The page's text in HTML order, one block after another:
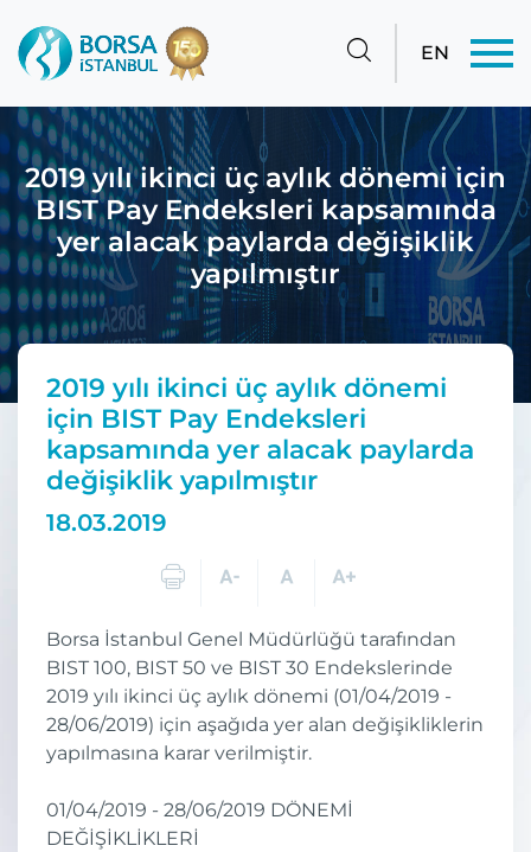
EN
2019 yılı ikinci üç aylık dönemi için
BIST Pay Endeksleri kapsamında
yer alacak paylarda değişiklik
yapılmıştır
2019 yılı ikinci üç aylık dönemi
için BIST Pay Endeksleri
kapsamında yer alacak paylarda
değişiklik yapılmıştır
18.03.2019
Borsa İstanbul Genel Müdürlüğü tarafından
BIST 100, BIST 50 ve BIST 30 Endekslerinde
2019 yılı ikinci üç aylık dönemi (01/04/2019 -
28/06/2019) için aşağıda yer alan değişikliklerin
yapılmasına karar verilmiştir.
01/04/2019 - 28/06/2019 DÖNEMİ
DEĞİŞİKLİKLERİ